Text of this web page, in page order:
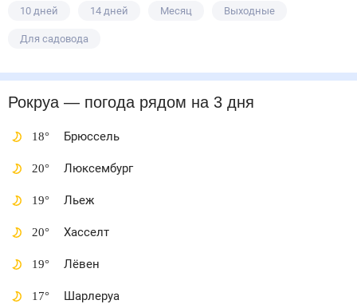
10 дней 14 дней Месяц Выходные
Для садовода
Рокруа — погода рядом на 3 дня
18° Брюссель
20° Люксембург
19° Льеж
20° Хасселт
19° Лёвен
17° Шарлеруа